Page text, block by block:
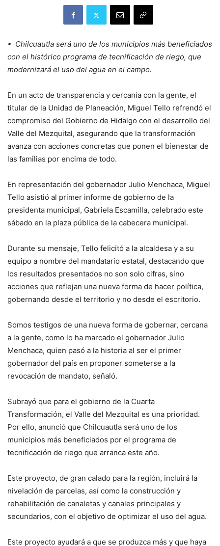
• Chilcuautla será uno de los municipios más beneficiados
con el histórico programa de tecnificación de riego, que
modernizará el uso del agua en el campo.
En un acto de transparencia y cercanía con la gente, el
titular de la Unidad de Planeación, Miguel Tello refrendó el
compromiso del Gobierno de Hidalgo con el desarrollo del
Valle del Mezquital, asegurando que la transformación
avanza con acciones concretas que ponen el bienestar de
las familias por encima de todo.
En representación del gobernador Julio Menchaca, Miguel
Tello asistió al primer informe de gobierno de la
presidenta municipal, Gabriela Escamilla, celebrado este
sábado en la plaza pública de la cabecera municipal.
Durante su mensaje, Tello felicitó a la alcaldesa y a su
equipo a nombre del mandatario estatal, destacando que
los resultados presentados no son solo cifras, sino
acciones que reflejan una nueva forma de hacer política,
gobernando desde el territorio y no desde el escritorio.
Somos testigos de una nueva forma de gobernar, cercana
a la gente, como lo ha marcado el gobernador Julio
Menchaca, quien pasó a la historia al ser el primer
gobernador del país en proponer someterse a la
revocación de mandato, señaló.
Subrayó que para el gobierno de la Cuarta
Transformación, el Valle del Mezquital es una prioridad.
Por ello, anunció que Chilcuautla será uno de los
municipios más beneficiados por el programa de
tecnificación de riego que arranca este año.
Este proyecto, de gran calado para la región, incluirá la
nivelación de parcelas, así como la construcción y
rehabilitación de canaletas y canales principales y
secundarios, con el objetivo de optimizar el uso del agua.
Este proyecto ayudará a que se produzca más y que haya